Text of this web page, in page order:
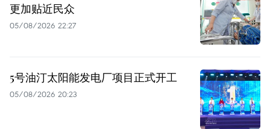
更加贴近民众
05/08/2026 22:27
5号油汀太阳能发电厂项目正式开工
05/08/2026 20:23